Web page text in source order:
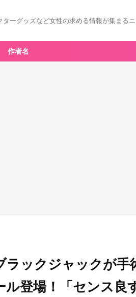
ターグッズなど女性の求める情報が集まる
作者名
ラックジャックが手
登場！「センス良